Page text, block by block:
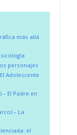
más allá
personajes
Adolescente
El Padre en
– La
el